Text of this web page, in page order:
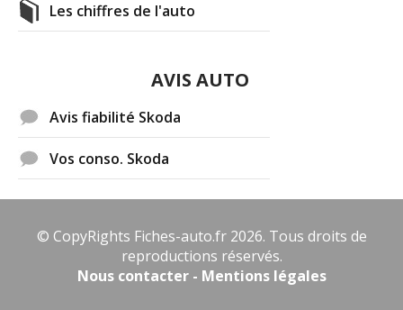
Les chiffres de l'auto
AVIS AUTO
Avis fiabilité Skoda
Vos conso. Skoda
© CopyRights Fiches-auto.fr 2026. Tous droits de
reproductions réservés.
Nous contacter - Mentions légales